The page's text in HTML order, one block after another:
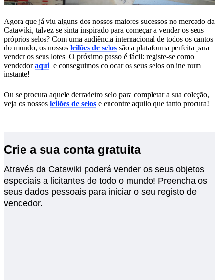
Agora que já viu alguns dos nossos maiores sucessos no mercado da
Catawiki, talvez se sinta inspirado para começar a vender os seus
próprios selos? Com uma audiência internacional de todos os cantos
do mundo, os nossos leilões de selos são a plataforma perfeita para
vender os seus lotes. O próximo passo é fácil: registe-se como
vendedoraqui e conseguimos colocar os seus selos online num
instante!
Ou se procura aquele derradeiro selo para completar a sua coleção,
veja os nossos leilões de selos e encontre aquilo que tanto procura!
Crie a sua conta gratuita
Através da Catawiki poderá vender os seus objetos
especiais a licitantes de todo o mundo! Preencha os
seus dados pessoais para iniciar o seu registo de
vendedor.